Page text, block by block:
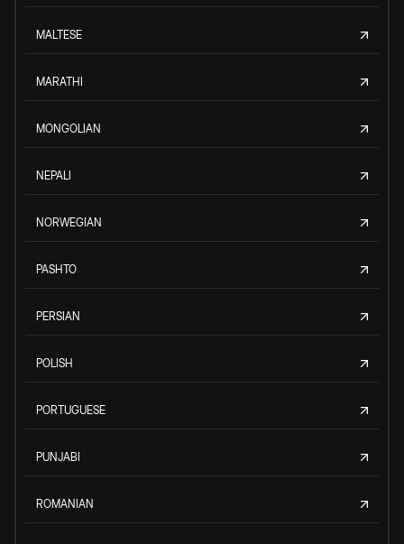
MALTESE
MARATHI
MONGOLIAN
NEPALI
NORWEGIAN
PASHTO
PERSIAN
POLISH
PORTUGUESE
PUNJABI
ROMANIAN